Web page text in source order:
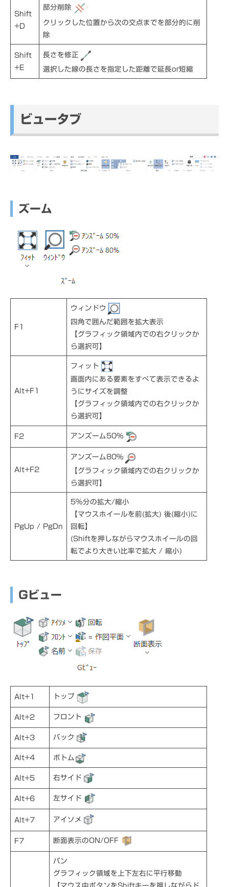
Shift
+D
部分削除
クリックした位置から次の交点までを部分的に削
除
Shift
+E
長さを修正
選択した線の長さを指定した距離で延長or短縮
ビュータブ
ズーム
F1
ウィンドウ
四角で囲んだ範囲を拡大表示
【グラフィック領域内での右クリックか
ら選択可】
Alt+F1
フィット
画面内にある要素をすべて表示できるよ
うにサイズを調整
【グラフィック領域内での右クリックか
ら選択可】
F2 アンズーム50％
Alt+F2
アンズーム80％
【グラフィック領域内での右クリックか
ら選択可】
PgUp / PgDn
5％分の拡大/縮小
【マウスホイールを前(拡大) 後(縮小)に
回転】
(Shiftを押しながらマウスホイールの回
転でより大きい比率で拡大 / 縮小)
Gビュー
Alt+1 トップ
Alt+2 フロント
Alt+3 バック
Alt+4 ボトム
Alt+5 右サイド
Alt+6 左サイド
Alt+7 アイソメ
F7 断面表示のON/OFF
パン
グラフィック領域を上下左右に平行移動